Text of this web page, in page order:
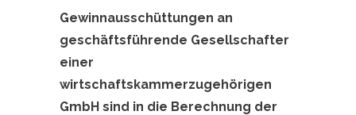
Gewinnausschüttungen an
geschäftsführende Gesellschafter
einer
wirtschaftskammerzugehörigen
GmbH sind in die Berechnung der